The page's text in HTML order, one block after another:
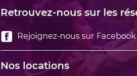
Retrouvez-nous sur les
Rejoignez-nous sur Facebook
Nos locations